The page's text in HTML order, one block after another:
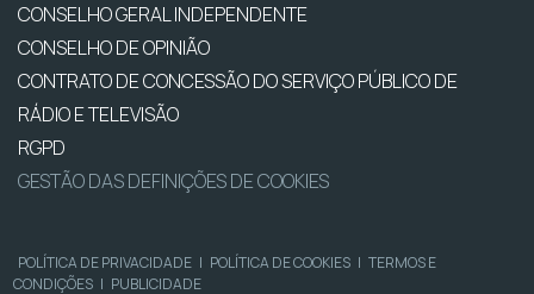
CONSELHO GERAL INDEPENDENTE
CONSELHO DE OPINIÃO
CONTRATO DE CONCESSÃO DO SERVIÇO PÚBLICO DE
RÁDIO E TELEVISÃO
RGPD
GESTÃO DAS DEFINIÇÕES DE COOKIES
POLÍTICA DE PRIVACIDADE | POLÍTICA DE COOKIES | TERMOS E
CONDIÇÕES | PUBLICIDADE